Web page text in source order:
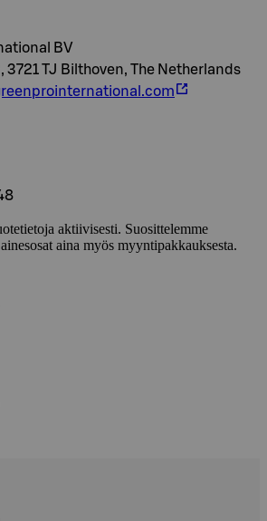
BV
3721 TJ Bilthoven, The Netherlands
aktiivisesti. Suosittelemme
aina myös myyntipakkauksesta.